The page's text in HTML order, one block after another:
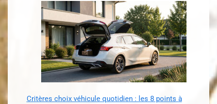
Critères choix véhicule quotidien : les 8 points à